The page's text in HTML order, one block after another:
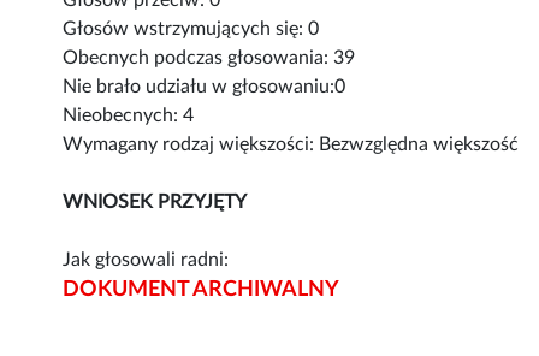
Głosów wstrzymujących się: 0
Obecnych podczas głosowania: 39
Nie brało udziału w głosowaniu:0
Nieobecnych: 4
Wymagany rodzaj większości: Bezwzględna większość
WNIOSEK PRZYJĘTY
Jak głosowali radni:
DOKUMENT ARCHIWALNY